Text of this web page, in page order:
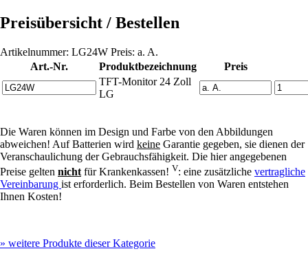
Preisübersicht / Bestellen
Artikelnummer: LG24W Preis: a. A.
Art.-Nr.
Produktbezeichnung
Preis
TFT-Monitor 24 Zoll
LG
Die Waren können im Design und Farbe von den Abbildungen
abweichen! Auf Batterien wird keine Garantie gegeben, sie dienen der
Veranschaulichung der Gebrauchsfähigkeit. Die hier angegebenen
Preise gelten nicht für Krankenkassen! V: eine zusätzliche vertragliche
Vereinbarung ist erforderlich. Beim Bestellen von Waren entstehen
Ihnen Kosten!
» weitere Produkte dieser Kategorie